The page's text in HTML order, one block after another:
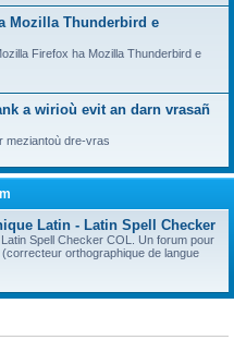
Mozilla Thunderbird e
Firefox ha Mozilla Thunderbird e
a wirioù evit an darn vrasañ
meziantoù dre-vras
Latin - Latin Spell Checker
Spell Checker COL. Un forum pour
orthographique de langue